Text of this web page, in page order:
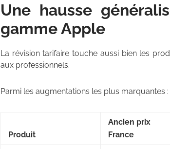
Une hausse
gamme Apple
La révision tarifaire touche aussi bien les
aux professionnels.
Parmi les augmentations les plus marquantes :
Produit
Ancien prix
France